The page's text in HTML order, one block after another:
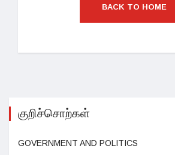
BACK TO HOME
குறிச்சொற்கள்
GOVERNMENT AND POLITICS